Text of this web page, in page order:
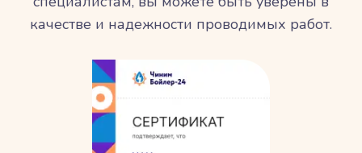
качестве и надежности проводимых работ.